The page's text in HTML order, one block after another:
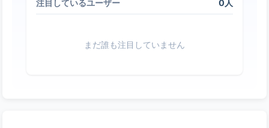
注目しているユーザー 0人
まだ誰も注目していません